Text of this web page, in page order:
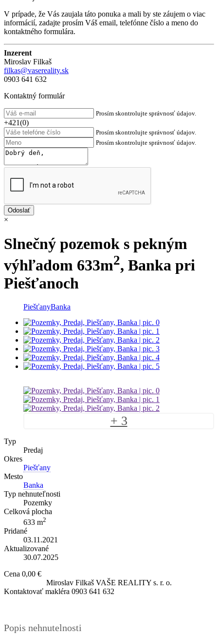
V prípade, že Vás zaujala táto ponuka a mali by ste záujem o viac
informácií, zadajte prosím Váš email, telefónne číslo a meno do
kontaktného formulára.
Inzerent
Miroslav Filkaš
filkas@vasereality.sk
0903 641 632
Kontaktný formulár
Prosím skontrolujte správnosť údajov.
+421(0)
Prosím skontrolujte správnosť údajov.
Prosím skontrolujte správnosť údajov.
×
Slnečný pozemok s pekným
výhľadom 633m2, Banka pri
Piešťanoch
PiešťanyBanka
+ 3
Typ
Predaj
Okres
Piešťany
Mesto
Banka
Typ nehnuteľnosti
Pozemky
Celková plocha
633 m2
Pridané
03.11.2021
Aktualizované
30.07.2025
Cena 0,00 €
Miroslav Filkaš VAŠE REALITY s. r. o.
Kontaktovať makléra 0903 641 632
Popis nehnutelnosti